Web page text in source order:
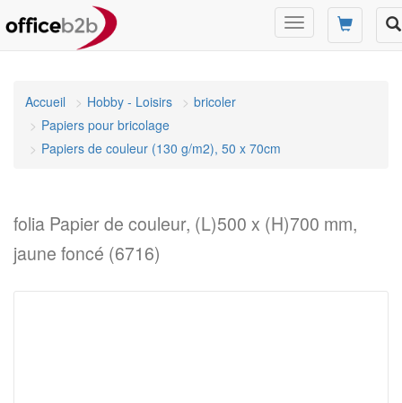
Changer
mode
Accueil
Hobby - Loisirs
bricoler
Papiers pour bricolage
Papiers de couleur (130 g/m2), 50 x 70cm
folia Papier de couleur, (L)500 x (H)700 mm,
jaune foncé (6716)